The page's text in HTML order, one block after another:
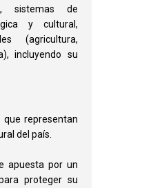
sistemas de
y cultural,
(agricultura,
incluyendo su
que representan
del país.
apuesta por un
proteger su